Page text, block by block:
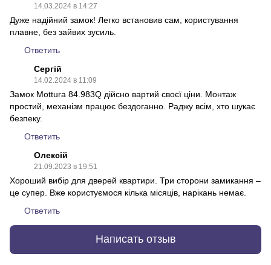
14.03.2024 в 14:27
Дуже надійний замок! Легко встановив сам, користування
плавне, без зайвих зусиль.
Ответить
Сергій
14.02.2024 в 11:09
Замок Mottura 84.983Q дійсно вартий своєї ціни. Монтаж
простий, механізм працює бездоганно. Раджу всім, хто шукає
безпеку.
Ответить
Олексій
21.09.2023 в 19:51
Хороший вибір для дверей квартири. Три сторони замикання –
це супер. Вже користуємося кілька місяців, нарікань немає.
Ответить
Написать отзыв